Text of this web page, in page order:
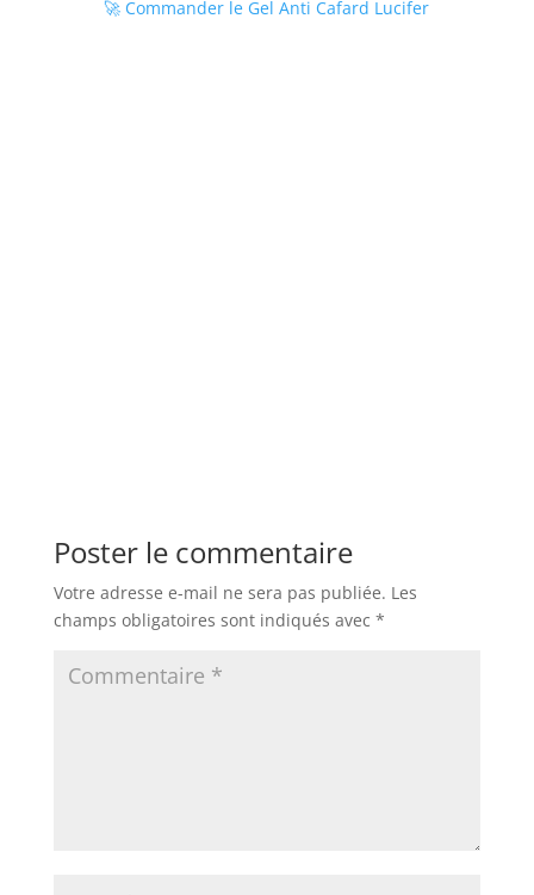
🚀 Commander le Gel Anti Cafard Lucifer
Poster le commentaire
Votre adresse e-mail ne sera pas publiée. Les
champs obligatoires sont indiqués avec *